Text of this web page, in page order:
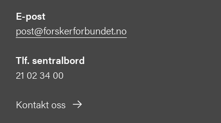
E-post
post@forskerforbundet.no
Tlf. sentralbord
21 02 34 00
Kontakt oss